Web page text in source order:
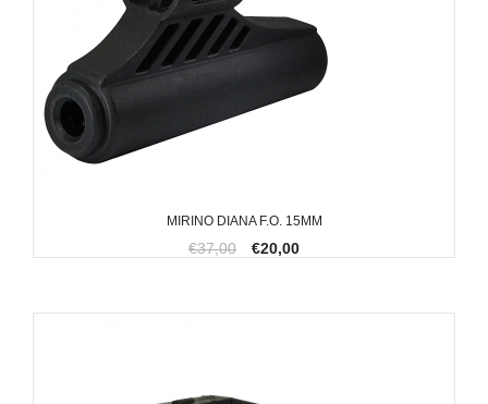
MIRINO DIANA F.O. 15MM
€37,00 €20,00